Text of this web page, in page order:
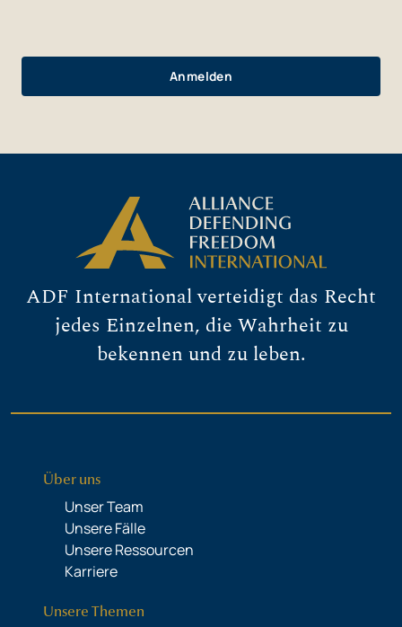
ADF International verteidigt das Recht
jedes Einzelnen, die Wahrheit zu
bekennen und zu leben.
Über uns
Unser Team
Unsere Fälle
Unsere Ressourcen
Karriere
Unsere Themen